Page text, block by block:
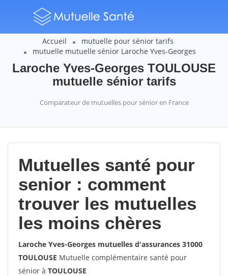
Accueil
mutuelle pour sénior tarifs
mutuelle mutuelle sénior Laroche Yves-Georges
Laroche Yves-Georges TOULOUSE
mutuelle sénior tarifs
Comparateur de mutuelles pour sénior en France
Mutuelles santé pour
senior : comment
trouver les mutuelles
les moins chères
Laroche Yves-Georges mutuelles d'assurances 31000
TOULOUSE Mutuelle complémentaire santé pour
sénior à TOULOUSE